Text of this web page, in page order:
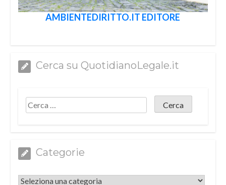
AMBIENTEDIRITTO.IT EDITORE
Cerca su QuotidianoLegale.it
Categorie
Categorie